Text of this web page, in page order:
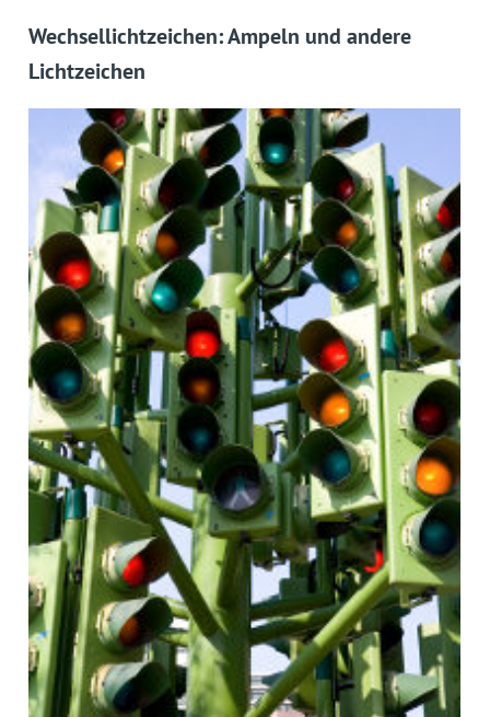
Wechsellichtzeichen: Ampeln und andere
Lichtzeichen